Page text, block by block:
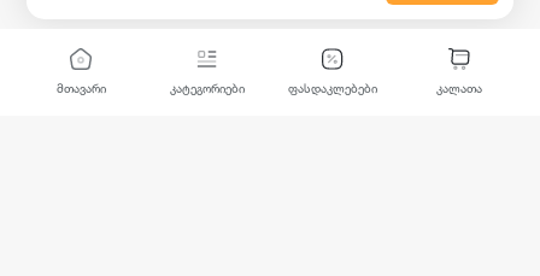
მთავარი კატეგორიები ფასდაკლებები კალათა